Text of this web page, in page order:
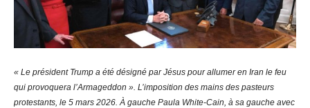
« Le président Trump a été désigné par Jésus pour allumer en Iran le feu
qui provoquera l’Armageddon ». L’imposition des mains des pasteurs
protestants, le 5 mars 2026. À gauche Paula White-Cain, à sa gauche avec